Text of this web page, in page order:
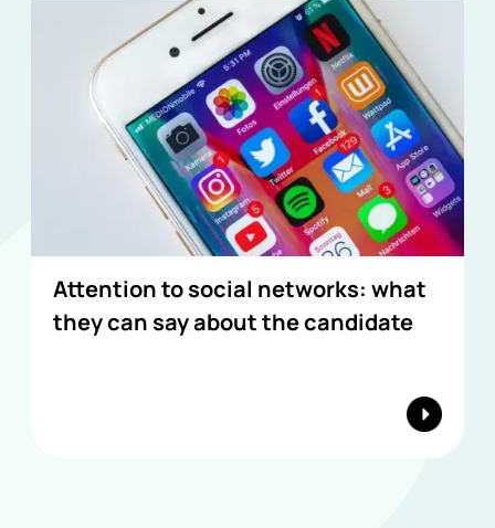
Attention to social networks: what
they can say about the candidate